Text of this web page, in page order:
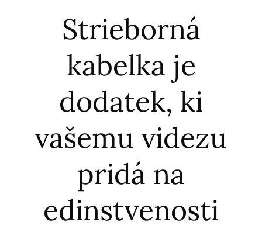
Strieborná
kabelka je
dodatek, ki
vašemu videzu
pridá na
edinstvenosti